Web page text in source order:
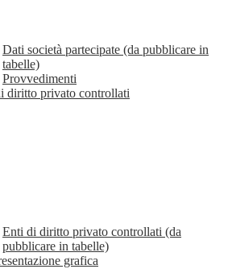
Dati società partecipate (da pubblicare in
tabelle)
Provvedimenti
diritto privato controllati
Enti di diritto privato controllati (da
pubblicare in tabelle)
grafica